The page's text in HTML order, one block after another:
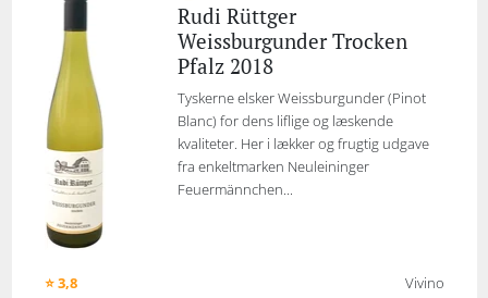
Rudi Rüttger
Weissburgunder Trocken
Pfalz 2018
Tyskerne elsker Weissburgunder (Pinot
Blanc) for dens liflige og læskende
kvaliteter. Her i lækker og frugtig udgave
fra enkeltmarken Neuleininger
Feuermännchen...
⭐ 3,8 Vivino